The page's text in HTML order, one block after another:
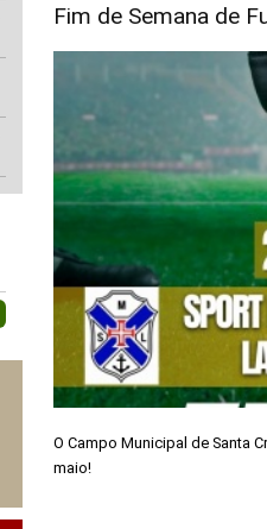
Fim de Semana de
O Campo Municipal de Santa
maio!